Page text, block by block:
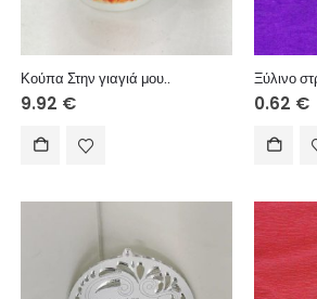
Κούπα Στην γιαγιά μου..
9.92 €
Ξύλινο
0.62 €